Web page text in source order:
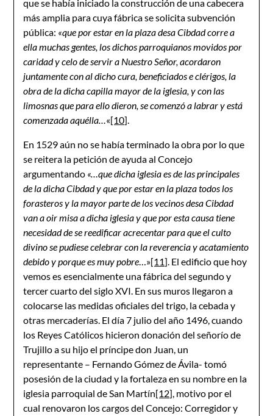
que se había iniciado la construcción de una cabecera
más amplia para cuya fábrica se solicita subvención
pública: «que por estar en la plaza desa Cibdad corre a
ella muchas gentes, los dichos parroquianos movidos por
caridad y celo de servir a Nuestro Señor, acordaron
juntamente con al dicho cura, beneficiados e clérigos, la
obra de la dicha capilla mayor de la iglesia, y con las
limosnas que para ello dieron, se comenzó a labrar y está
comenzada aquélla…«[10].
En 1529 aún no se había terminado la obra por lo que
se reitera la petición de ayuda al Concejo
argumentando «…que dicha iglesia es de las principales
de la dicha Cibdad y que por estar en la plaza todos los
forasteros y la mayor parte de los vecinos desa Cibdad
van a oir misa a dicha iglesia y que por esta causa tiene
necesidad de se reedificar acrecentar para que el culto
divino se pudiese celebrar con la reverencia y acatamiento
debido y porque es muy pobre…»[11]. El edificio que hoy
vemos es esencialmente una fábrica del segundo y
tercer cuarto del siglo XVI. En sus muros llegaron a
colocarse las medidas oficiales del trigo, la cebada y
otras mercaderías. El día 7 julio del año 1496, cuando
los Reyes Católicos hicieron donación del señorío de
Trujillo a su hijo el príncipe don Juan, un
representante – Fernando Gómez de Ávila- tomó
posesión de la ciudad y la fortaleza en su nombre en la
iglesia parroquial de San Martín[12], motivo por el
cual renovaron los cargos del Concejo: Corregidor y